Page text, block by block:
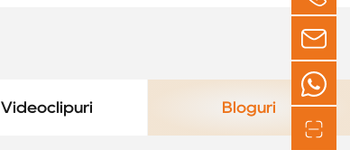
Videoclipuri Bloguri